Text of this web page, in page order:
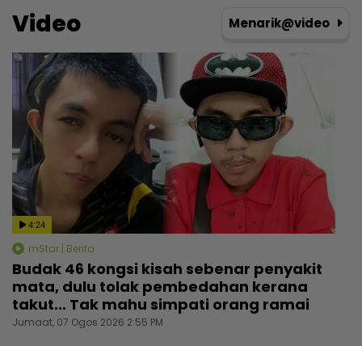
Video Menarik@video
4:24
mStar | Berita
Budak 46 kongsi kisah sebenar penyakit
mata, dulu tolak pembedahan kerana
takut... Tak mahu simpati orang ramai
Jumaat, 07 Ogos 2026 2:55 PM